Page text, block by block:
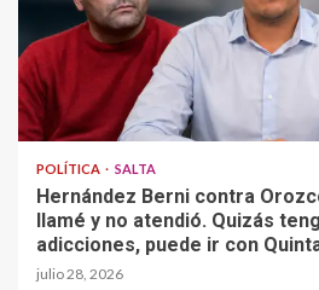
POLÍTICA SALTA
Hernández Berni contra
llamé y no atendió. Quizás
adicciones, puede ir con
julio 28, 2026